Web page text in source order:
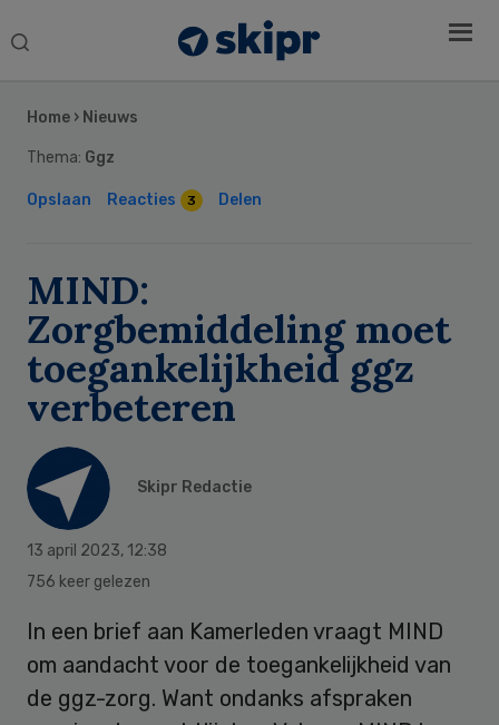
Search
Home › Nieuws
Thema: Ggz
Opslaan Reacties 3 Delen
MIND:
Zorgbemiddeling moet
toegankelijkheid ggz
verbeteren
Skipr Redactie
13 april 2023, 12:38
756 keer gelezen
In een brief aan Kamerleden vraagt MIND
om aandacht voor de toegankelijkheid van
de ggz-zorg. Want ondanks afspraken
Sidebar